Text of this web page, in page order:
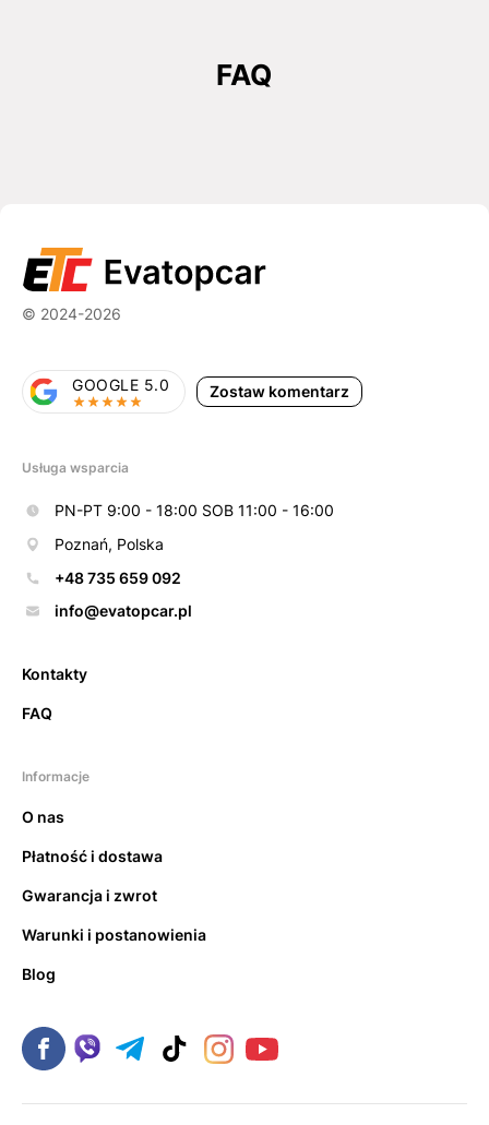
FAQ
© 2024-2026
Zostaw komentarz
GOOGLE 5.0
Usługa wsparcia
PN-PT 9:00 - 18:00 SOB 11:00 - 16:00
Poznań, Polska
+48 735 659 092
info@evatopcar.pl
Kontakty
FAQ
Informacje
O nas
Płatność i dostawa
Gwarancja i zwrot
Warunki i postanowienia
Blog